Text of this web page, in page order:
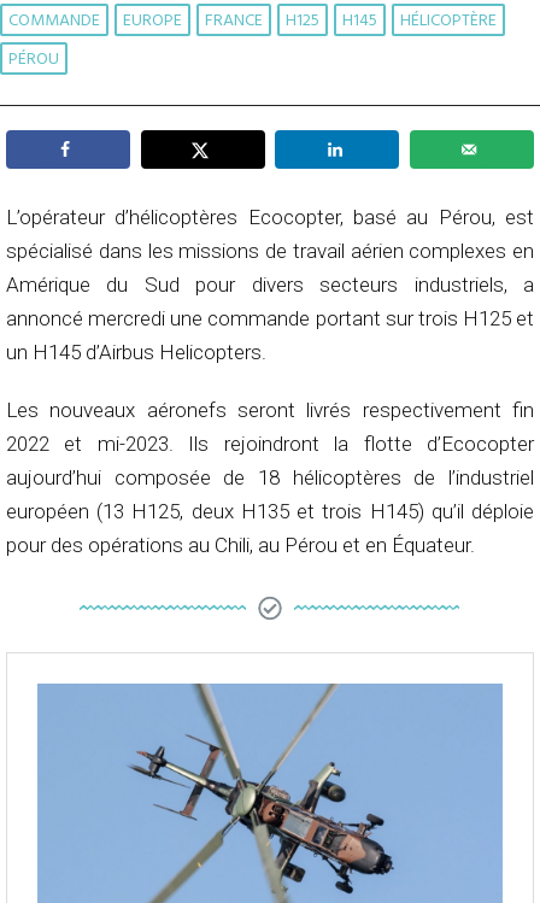
COMMANDE
EUROPE FRANCE H125 H145
HÉLICOPTÈRE
PÉROU
L’opérateur d’hélicoptères Ecocopter, basé au Pérou, est
spécialisé dans les missions de travail aérien complexes en
Amérique du Sud pour divers secteurs industriels, a
annoncé mercredi une commande portant sur trois H125 et
un H145 d’Airbus Helicopters.
Les nouveaux aéronefs seront livrés respectivement fin
2022 et mi-2023. Ils rejoindront la flotte d’Ecocopter
aujourd’hui composée de 18 hélicoptères de l’industriel
européen (13 H125, deux H135 et trois H145) qu’il déploie
pour des opérations au Chili, au Pérou et en Équateur.